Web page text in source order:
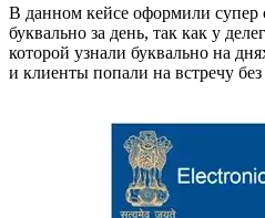
В данном кейсе оформили
буквально за день, так как у
которой узнали буквально на
и клиенты попали на встречу